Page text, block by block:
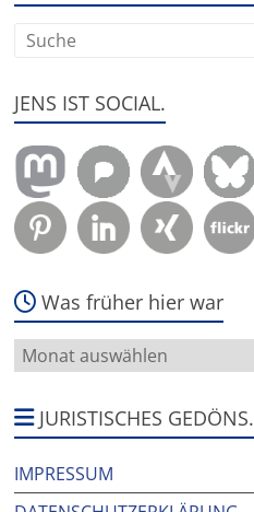
JENS IST SOCIAL.
Was früher hier war
Was
früher
warJURISTISCHES GEDÖNS.
IMPRESSUM